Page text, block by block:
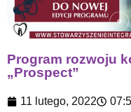
Program rozwoju
„Prospect”
11 lutego, 2022